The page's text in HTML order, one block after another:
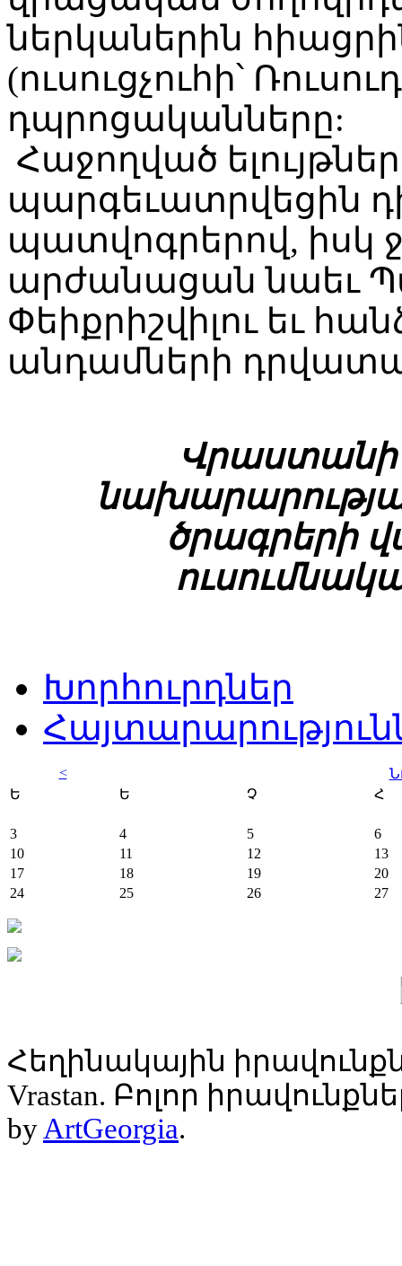
ներկաներին
(ուսուցչուհի՝
դպրոցականները:
Հաջողված
պարգեւատրվեցին
պատվոգրերով, իսկ
արժանացան նաեւ
Փեիքրիշվիլու եւ
անդամների
Վրաստանի
ծրագրերի
Խորհուրդներ
<
Ե
Ե Չ Հ
3 4 5
6
10
11 12
13
17
18 19
20
24
25 26 27
Հեղինակային
Vrastan. Բոլոր
by ArtGeorgia.